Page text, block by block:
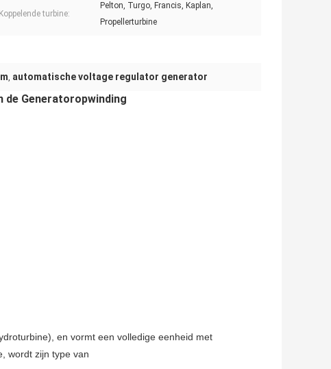
Koppelende turbine:
Pelton, Turgo, Francis, Kaplan,
Propellerturbine
, automatische voltage regulator generator
de Generatoropwinding
en vormt een volledige eenheid met
wordt zijn type van